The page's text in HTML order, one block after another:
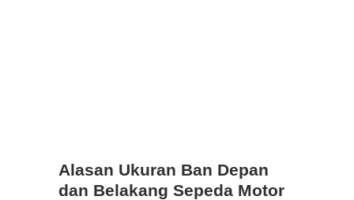
Alasan Ukuran Ban Depan
dan Belakang Sepeda Motor